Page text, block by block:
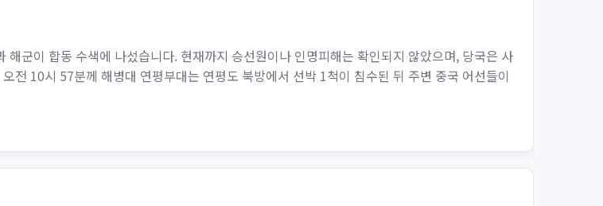
군이 합동 수색에 나섰습니다. 현재까지 승선원이나 인명피해는 확인되지 않았으며, 당국은 사
전 10시 57분께 해병대 연평부대는 연평도 북방에서 선박 1척이 침수된 뒤 주변 중국 어선들이